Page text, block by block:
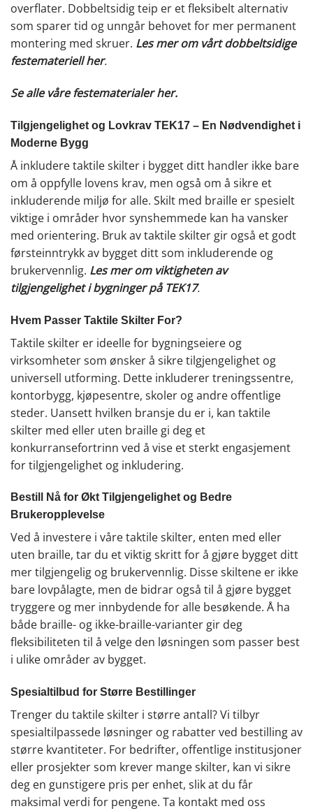
overflater. Dobbeltsidig teip er et fleksibelt alternativ
som sparer tid og unngår behovet for mer permanent
montering med skruer. Les mer om vårt dobbeltsidige
festemateriell her.
Se alle våre festematerialer her.
Tilgjengelighet og Lovkrav TEK17 – En Nødvendighet i
Moderne Bygg
Å inkludere taktile skilter i bygget ditt handler ikke bare
om å oppfylle lovens krav, men også om å sikre et
inkluderende miljø for alle. Skilt med braille er spesielt
viktige i områder hvor synshemmede kan ha vansker
med orientering. Bruk av taktile skilter gir også et godt
førsteinntrykk av bygget ditt som inkluderende og
brukervennlig. Les mer om viktigheten av
tilgjengelighet i bygninger på TEK17.
Hvem Passer Taktile Skilter For?
Taktile skilter er ideelle for bygningseiere og
virksomheter som ønsker å sikre tilgjengelighet og
universell utforming. Dette inkluderer treningssentre,
kontorbygg, kjøpesentre, skoler og andre offentlige
steder. Uansett hvilken bransje du er i, kan taktile
skilter med eller uten braille gi deg et
konkurransefortrinn ved å vise et sterkt engasjement
for tilgjengelighet og inkludering.
Bestill Nå for Økt Tilgjengelighet og Bedre
Brukeropplevelse
Ved å investere i våre taktile skilter, enten med eller
uten braille, tar du et viktig skritt for å gjøre bygget ditt
mer tilgjengelig og brukervennlig. Disse skiltene er ikke
bare lovpålagte, men de bidrar også til å gjøre bygget
tryggere og mer innbydende for alle besøkende. Å ha
både braille- og ikke-braille-varianter gir deg
fleksibiliteten til å velge den løsningen som passer best
i ulike områder av bygget.
Spesialtilbud for Større Bestillinger
Trenger du taktile skilter i større antall? Vi tilbyr
spesialtilpassede løsninger og rabatter ved bestilling av
større kvantiteter. For bedrifter, offentlige institusjoner
eller prosjekter som krever mange skilter, kan vi sikre
deg en gunstigere pris per enhet, slik at du får
maksimal verdi for pengene. Ta kontakt med oss